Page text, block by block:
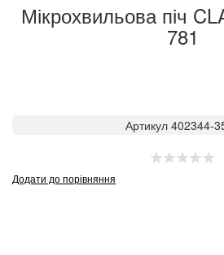
Мікрохвильова піч
781
Артикул 402344-
Додати до порівняння